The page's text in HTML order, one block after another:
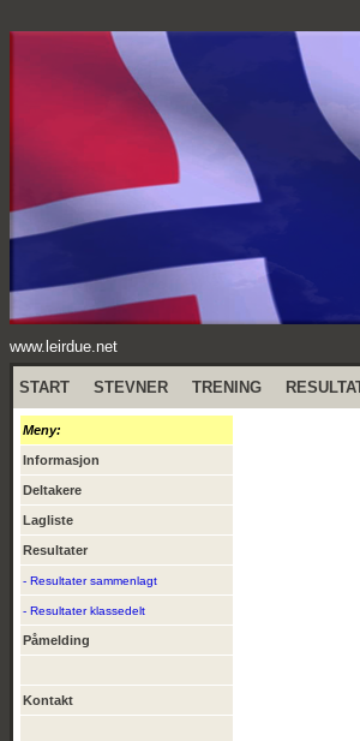
www.leirdue.net
START STEVNER TRENING
Meny:
Informasjon
Deltakere
Lagliste
Resultater
- Resultater sammenlagt
- Resultater klassedelt
Påmelding
Kontakt